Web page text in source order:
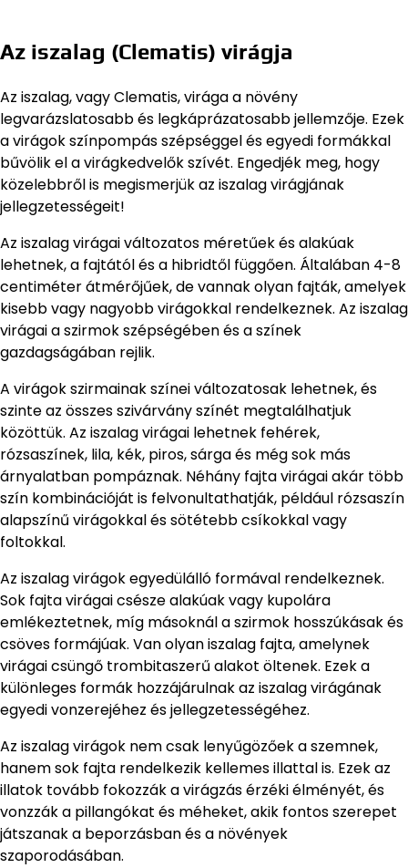
Az iszalag (Clematis) virágja
Az iszalag, vagy Clematis, virága a növény
legvarázslatosabb és legkáprázatosabb jellemzője. Ezek
a virágok színpompás szépséggel és egyedi formákkal
bűvölik el a virágkedvelők szívét. Engedjék meg, hogy
közelebbről is megismerjük az iszalag virágjának
jellegzetességeit!
Az iszalag virágai változatos méretűek és alakúak
lehetnek, a fajtától és a hibridtől függően. Általában 4-8
centiméter átmérőjűek, de vannak olyan fajták, amelyek
kisebb vagy nagyobb virágokkal rendelkeznek. Az iszalag
virágai a szirmok szépségében és a színek
gazdagságában rejlik.
A virágok szirmainak színei változatosak lehetnek, és
szinte az összes szivárvány színét megtalálhatjuk
közöttük. Az iszalag virágai lehetnek fehérek,
rózsaszínek, lila, kék, piros, sárga és még sok más
árnyalatban pompáznak. Néhány fajta virágai akár több
szín kombinációját is felvonultathatják, például rózsaszín
alapszínű virágokkal és sötétebb csíkokkal vagy
foltokkal.
Az iszalag virágok egyedülálló formával rendelkeznek.
Sok fajta virágai csésze alakúak vagy kupolára
emlékeztetnek, míg másoknál a szirmok hosszúkásak és
csöves formájúak. Van olyan iszalag fajta, amelynek
virágai csüngő trombitaszerű alakot öltenek. Ezek a
különleges formák hozzájárulnak az iszalag virágának
egyedi vonzerejéhez és jellegzetességéhez.
Az iszalag virágok nem csak lenyűgözőek a szemnek,
hanem sok fajta rendelkezik kellemes illattal is. Ezek az
illatok tovább fokozzák a virágzás érzéki élményét, és
vonzzák a pillangókat és méheket, akik fontos szerepet
játszanak a beporzásban és a növények
szaporodásában.